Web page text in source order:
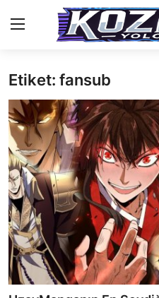
Anasayfa
İletişim
Genel
Anime Önerileri
Kore Dünyası
Anime Karakterleri
Anime
Etiket: fansub